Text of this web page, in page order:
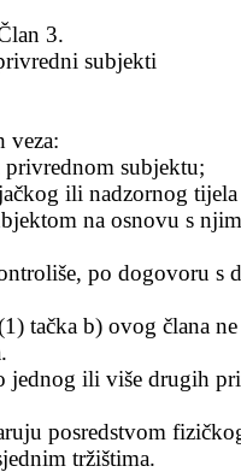
3.
subjekti
veza:
privrednom subjektu;
ili nadzornog
na osnovu s
po dogovoru
tačka b) ovog
jednog ili više drugih
posredstvom fizi
tržištima.